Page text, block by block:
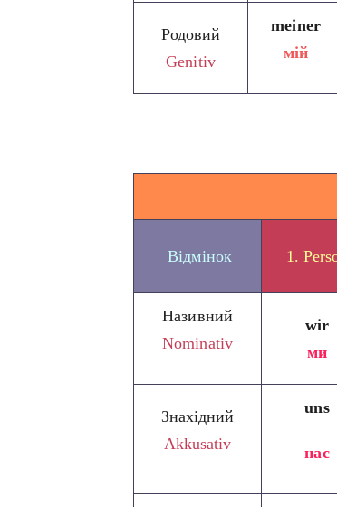
Родовий
Genitiv
meiner
мій
Відмінок 1.
Називний
Nominativ
wir
ми
Знахідний
Akkusativ
uns
нас